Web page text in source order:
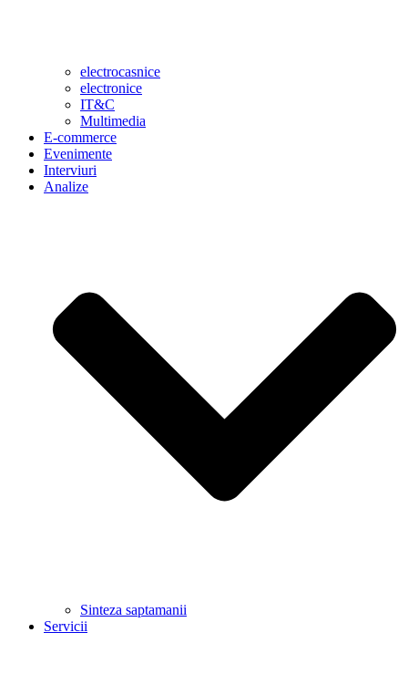
electrocasnice
electronice
IT&C
Multimedia
E-commerce
Evenimente
Interviuri
Analize
Sinteza saptamanii
Servicii